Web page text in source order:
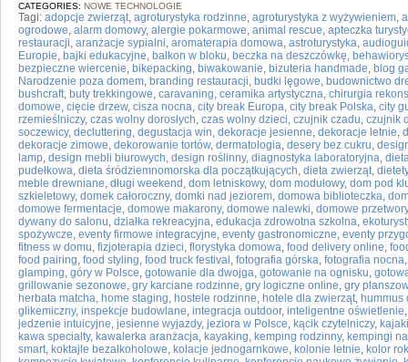
CATEGORIES: NOWE TECHNOLOGIE
Tagi: adopcje zwierząt, agroturystyka rodzinne, agroturystyka z wyżywieniem,
ogrodowe, alarm domowy, alergie pokarmowe, animal rescue, apteczka
restauracji, aranżacje sypialni, aromaterapia domowa, astroturystyka,
Europie, bajki edukacyjne, balkon w bloku, beczka na deszczówkę,
bezpieczne wiercenie, bikepacking, biwakowanie, bizuteria handmade, blog
Narodzenie poza domem, branding restauracji, budki lęgowe, budownictwo
bushcraft, buty trekkingowe, caravaning, ceramika artystyczna, chirurgia
domowe, cięcie drzew, cisza nocna, city break Europa, city break Polska, city
rzemieślniczy, czas wolny dorosłych, czas wolny dzieci, czujnik czadu, czujnik
soczewicy, decluttering, degustacja win, dekoracje jesienne, dekoracje letnie,
dekoracje zimowe, dekorowanie tortów, dermatologia, desery bez cukru,
lamp, design mebli biurowych, design roślinny, diagnostyka laboratoryjna,
pudełkowa, dieta śródziemnomorska dla początkujących, dieta zwierząt,
meble drewniane, długi weekend , dom letniskowy, dom modułowy, dom pod
szkieletowy, domek całoroczny, domki nad jeziorem, domowa biblioteczka,
domowe fermentacje, domowe makarony, domowe nalewki, domowe przetwory
dywany do salonu, działka rekreacyjna, edukacja zdrowotna szkolna,
spożywcze, eventy firmowe integracyjne, eventy gastronomiczne, eventy
fitness w domu, fizjoterapia dzieci, florystyka domowa, food delivery online,
food pairing, food styling, food truck festival , fotografia górska, fotografia nocna
glamping, góry w Polsce, gotowanie dla dwojga, gotowanie na ognisku,
grillowanie sezonowe, gry karciane rodzinne, gry logiczne online, gry
herbata matcha, home staging, hostele rodzinne, hotele dla zwierząt, hummus
glikemiczny, inspekcje budowlane, integracja outdoor, inteligentne oświetlenie
jedzenie intuicyjne, jesienne wyjazdy, jeziora w Polsce, kącik czytelniczy,
kawa specialty, kawalerka aranżacja, kayaking, kemping rodzinny, kempingi
smart, koktajle bezalkoholowe, kolacje jednogarnkowe, kolonie letnie, kolor